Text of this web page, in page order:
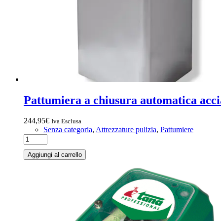
Pattumiera a chiusura automatica
244,95€ Iva Esclusa
Senza categoria, Attrezzature pulizia, Pattumiere
Aggiungi al carrello